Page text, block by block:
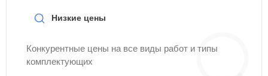
Низкие цены
Конкурентные цены на все виды работ и типы
комплектующих